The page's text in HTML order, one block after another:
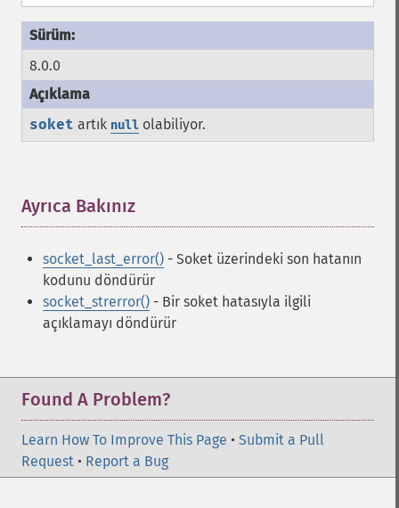
8.0.0
soket artık null olabiliyor.
Ayrıca Bakınız
socket_last_error() - Soket üzerindeki son hatanın
kodunu döndürür
socket_strerror() - Bir soket hatasıyla ilgili
açıklamayı döndürür
Found A Problem?
Learn How To Improve This Page • Submit a Pull
Request • Report a Bug